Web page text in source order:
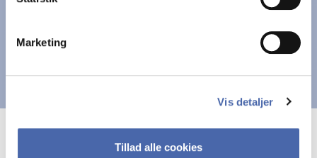
Marketing
Vis detaljer
Tillad alle cookies